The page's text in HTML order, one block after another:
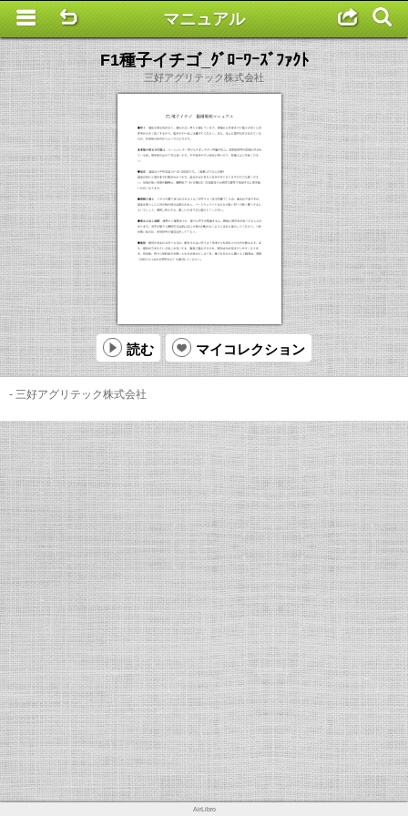
This is a completely basic popup, no options set.
マニュアル
F1種子イチゴ_ｸﾞﾛｰﾜｰｽﾞﾌｧｸﾄ
三好アグリテック株式会社
読む マイコレクション
- 三好アグリテック株式会社
AirLibro